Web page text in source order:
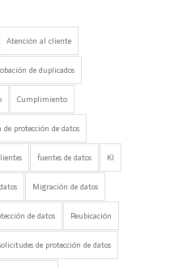
Atención al cliente
de duplicados
Cumplimiento
de protección de datos
fuentes de datos KI
Migración de datos
de datos Reubicación
de protección de datos